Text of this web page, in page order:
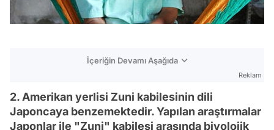
İçeriğin Devamı Aşağıda
Reklam
2. Amerikan yerlisi Zuni kabilesinin dili
Japoncaya benzemektedir. Yapılan araştırmalar
Japonlar ile "Zuni" kabilesi arasında biyolojik